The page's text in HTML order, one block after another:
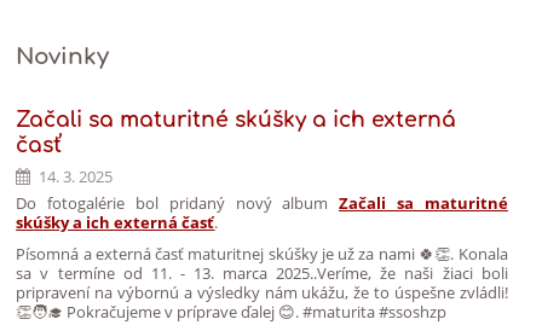
Novinky
Začali sa maturitné skúšky a ich externá
časť
14. 3. 2025
Do fotogalérie bol pridaný nový albumZačali sa maturitné
skúšky a ich externá časť.
Písomná a externá časť maturitnej skúšky je už za nami 🍀👏. Konala
sa v termíne od 11. - 13. marca 2025..Veríme, že naši žiaci boli
pripravení na výbornú a výsledky nám ukážu, že to úspešne zvládli!
👏🧑‍🎓 Pokračujeme v príprave ďalej 😊. #maturita #ssoshzp